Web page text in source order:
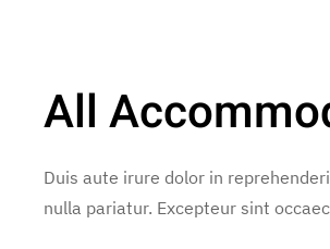
All
Duis aute irure dolor in
nulla pariatur. Excepteur sint